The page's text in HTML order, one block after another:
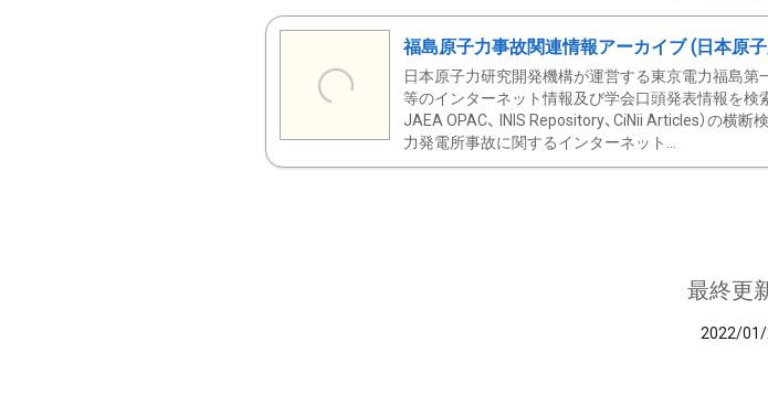
福島原子力事故関連情報アーカイブ (日本原
日本原子力研究開発機構が運営する東京電力福島第
等のインターネット情報及び学会口頭発表情報を検
JAEA OPAC、 INIS Repository、CiNii Articles）の横
力発電所事故に関するインターネット...
最終更
2022/01/